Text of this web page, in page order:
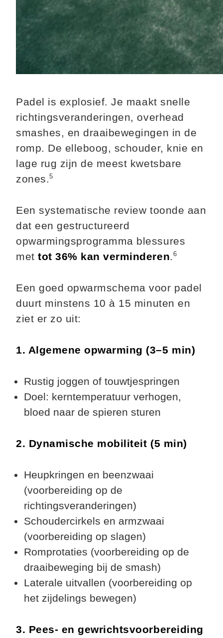
Padel is explosief. Je maakt snelle
richtingsveranderingen, overhead
smashes, en draaibewegingen in de
romp. De elleboog, schouder, knie en
lage rug zijn de meest kwetsbare
zones.5
Een systematische review toonde aan
dat een gestructureerd
opwarmingsprogramma blessures
mettot 36% kan verminderen. 6
Een goed opwarmschema voor padel
duurt minstens 10 à 15 minuten en
ziet er zo uit:
1. Algemene opwarming (3–5 min)
Rustig joggen of touwtjespringen
Doel: kerntemperatuur verhogen,
bloed naar de spieren sturen
2. Dynamische mobiliteit (5 min)
Heupkringen en beenzwaai
(voorbereiding op de
richtingsveranderingen)
Schoudercirkels en armzwaai
(voorbereiding op slagen)
Romprotaties (voorbereiding op de
draaibeweging bij de smash)
Laterale uitvallen (voorbereiding op
het zijdelings bewegen)
3. Pees- en gewrichtsvoorbereiding